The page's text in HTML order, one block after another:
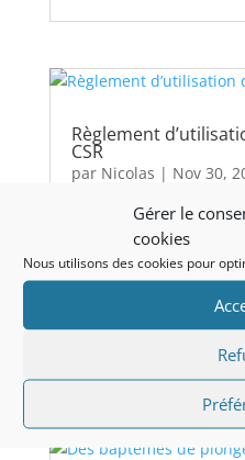
Gérer le
cookies
Nous utilisons des cookies pour
Règlement
CSR
par Nicolas | Nov 30,
Rappel : après
règlement et fiche
trésorier(e)s dans les
s'occupe plus de la
Pour le réserver,
Sébastien P. (cf mail en